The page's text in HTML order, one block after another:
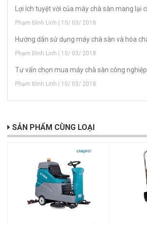
Lợi ích tuyệt vời của máy chà sàn mang lại
Phạm Đình Linh | 10/ 03/ 2018
Hướng dẫn sử dụng máy chà sàn và hóa
Phạm Đình Linh | 10/ 03/ 2018
Tư vấn chọn mua máy chà sàn công nghiệp
Phạm Đình Linh | 10/ 03/ 2018
SẢN PHẨM CÙNG LOẠI